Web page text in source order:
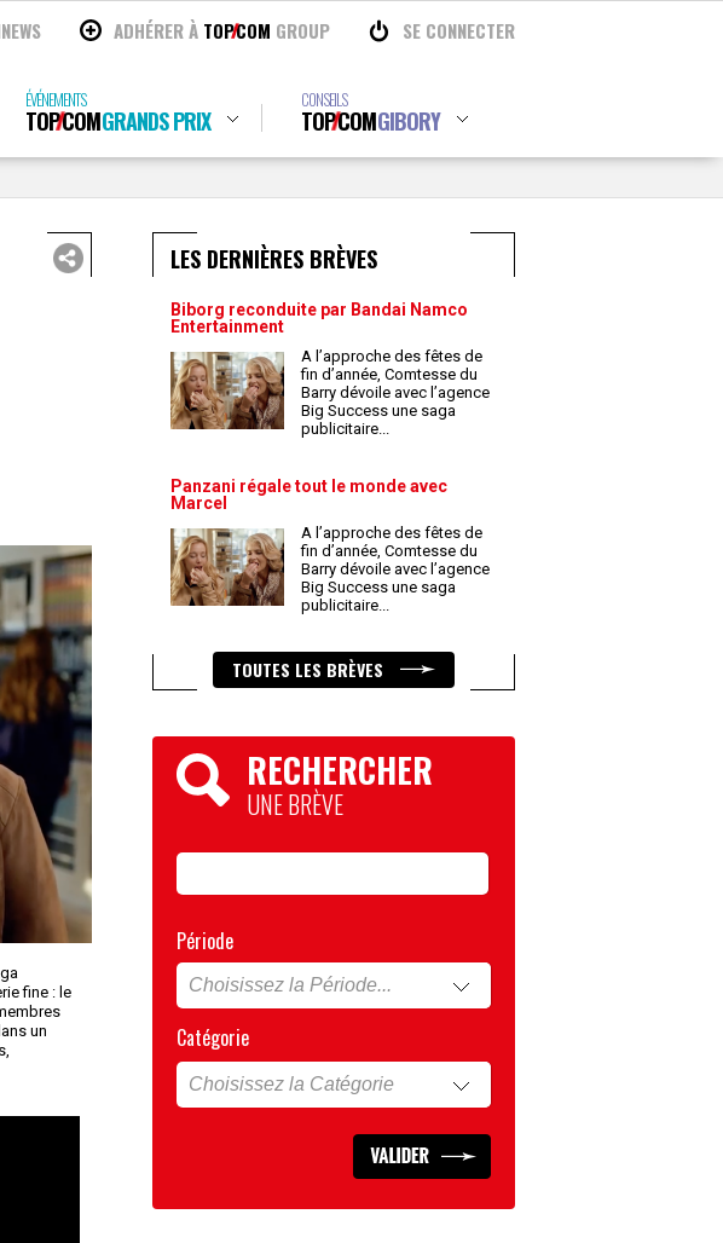
NEWS ADHÉRER À TOPCOM GROUP SE CONNECTER
ÉVÉNEMENTS
TOPCOMGRANDS PRIX
CONSEILS
TOPCOMGIBORY
fine : le
un
LES DERNIÈRES BRÈVES
Biborg reconduite par Bandai Namco
Entertainment
A l’approche des fêtes de
fin d’année, Comtesse du
Barry dévoile avec l’agence
Big Success une saga
publicitaire...
Panzani régale tout le monde avec
Marcel
A l’approche des fêtes de
fin d’année, Comtesse du
Barry dévoile avec l’agence
Big Success une saga
publicitaire...
TOUTES LES BRÈVES
RECHERCHER
UNE BRÈVE
Période
Catégorie